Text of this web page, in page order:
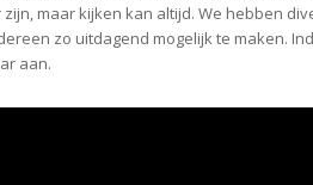
maar kijken kan altijd. We hebben
zo uitdagend mogelijk te maken.
aan.